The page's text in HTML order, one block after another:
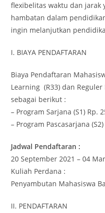
flexibelitas waktu dan jarak
hambatan dalam
ingin melanjutkan
I. BIAYA PENDAFTARAN
Biaya Pendaftaran
Learning (R33) dan Reguler
sebagai berikut :
– Program Sarjana (S1) Rp.
– Program Pascasarjana
Jadwal Pendaftaran :
20 September 2021 – 04
Kuliah Perdana :
Penyambutan Mahasiswa
II. PENDAFTARAN